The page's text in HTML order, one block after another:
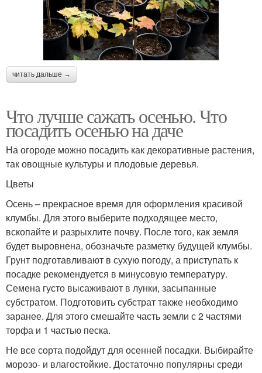
читать дальше →
Что лучше сажать осенью. Что
посадить осенью на даче
На огороде можно посадить как декоративные растения,
так овощные культуры и плодовые деревья.
Цветы
Осень – прекрасное время для оформления красивой
клумбы. Для этого выберите подходящее место,
вскопайте и разрыхлите почву. После того, как земля
будет выровнена, обозначьте разметку будущей клумбы.
Грунт подготавливают в сухую погоду, а приступать к
посадке рекомендуется в минусовую температуру.
Семена густо высаживают в лунки, засыпанные
субстратом. Подготовить субстрат также необходимо
заранее. Для этого смешайте часть земли с 2 частями
торфа и 1 частью песка.
Не все сорта подойдут для осенней посадки. Выбирайте
морозо- и влагостойкие. Достаточно популярны среди